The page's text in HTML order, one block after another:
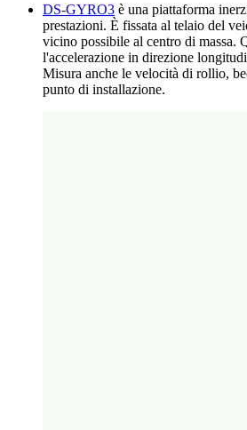
DS-GYRO3 è una piattaforma
prestazioni. È fissata al telaio del
vicino possibile al centro di massa.
l'accelerazione in direzione
Misura anche le velocità di rollio,
punto di installazione.